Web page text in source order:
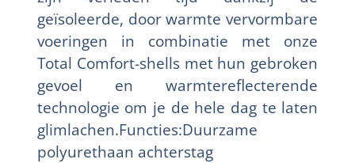
geïsoleerde, door warmte vervormbare
voeringen in combinatie met onze
Total Comfort-shells met hun gebroken
gevoel en warmtereflecterende
technologie om je de hele dag te laten
glimlachen.Functies:Duurzame
polyurethaan achterstag